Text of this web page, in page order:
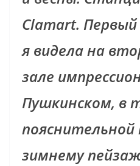
Clamart.
я видела на
зале
Пушкинском, в
зимнему